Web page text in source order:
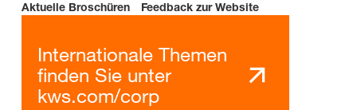
Aktuelle Broschüren Feedback zur Website
Internationale Themen
finden Sie unter
kws.com/corp